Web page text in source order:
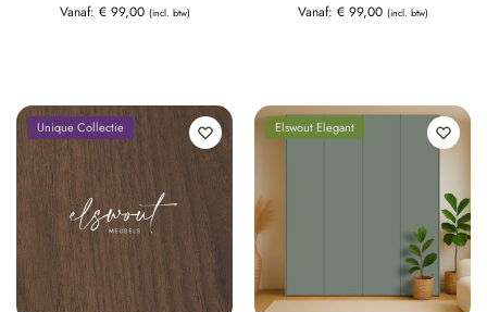
Vanaf: €99,00 (incl. btw) Vanaf: €99,00 (incl. btw)
Unique Collectie Elswout Elegant